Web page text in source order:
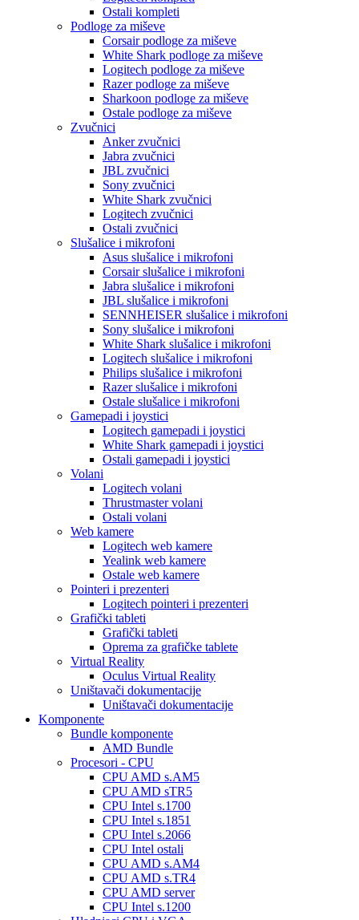
Ostali kompleti
Podloge za miševe
Corsair podloge za miševe
White Shark podloge za miševe
Logitech podloge za miševe
Razer podloge za miševe
Sharkoon podloge za miševe
Ostale podloge za miševe
Zvučnici
Anker zvučnici
Jabra zvučnici
JBL zvučnici
Sony zvučnici
White Shark zvučnici
Logitech zvučnici
Ostali zvučnici
Slušalice i mikrofoni
Asus slušalice i mikrofoni
Corsair slušalice i mikrofoni
Jabra slušalice i mikrofoni
JBL slušalice i mikrofoni
SENNHEISER slušalice i mikrofoni
Sony slušalice i mikrofoni
White Shark slušalice i mikrofoni
Logitech slušalice i mikrofoni
Philips slušalice i mikrofoni
Razer slušalice i mikrofoni
Ostale slušalice i mikrofoni
Gamepadi i joystici
Logitech gamepadi i joystici
White Shark gamepadi i joystici
Ostali gamepadi i joystici
Volani
Logitech volani
Thrustmaster volani
Ostali volani
Web kamere
Logitech web kamere
Yealink web kamere
Ostale web kamere
Pointeri i prezenteri
Logitech pointeri i prezenteri
Grafički tableti
Grafički tableti
Oprema za grafičke tablete
Virtual Reality
Oculus Virtual Reality
Uništavači dokumentacije
Uništavači dokumentacije
Komponente
Bundle komponente
AMD Bundle
Procesori - CPU
CPU AMD s.AM5
CPU AMD sTR5
CPU Intel s.1700
CPU Intel s.1851
CPU Intel s.2066
CPU Intel ostali
CPU AMD s.AM4
CPU AMD s.TR4
CPU AMD server
CPU Intel s.1200